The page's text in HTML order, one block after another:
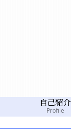
自己紹介
Profile